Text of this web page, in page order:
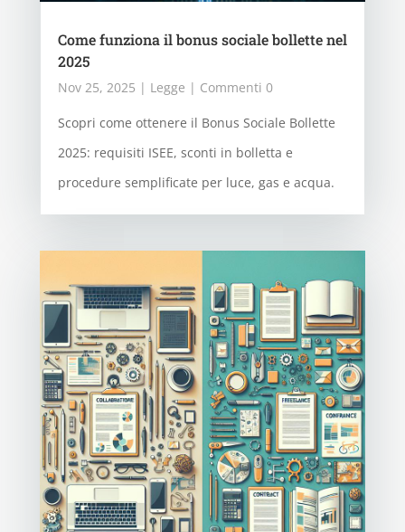
Come funziona il bonus sociale bollette nel
2025
Nov 25, 2025 | Legge | Commenti 0
Scopri come ottenere il Bonus Sociale Bollette
2025: requisiti ISEE, sconti in bolletta e
procedure semplificate per luce, gas e acqua.